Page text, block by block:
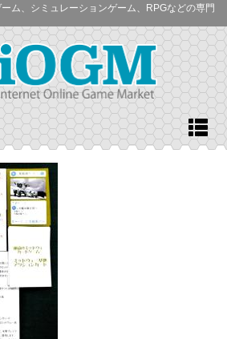
ム、シミュレーションゲーム、RPGなどの専門